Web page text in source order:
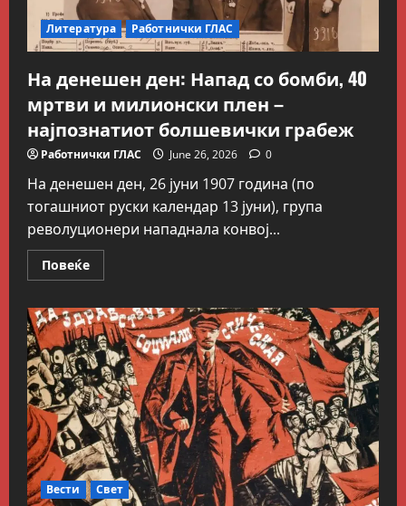
Литература Работнички ГЛАС
На денешен ден: Напад со бомби, 40
мртви и милионски плен –
најпознатиот болшевички грабеж
Работнички ГЛАС June 26, 2026 0
На денешен ден, 26 јуни 1907 година (по
тогашниот руски календар 13 јуни), група
револуционери нападнала конвој...
ПовеќеRead
more
денешен
ден:
Напад
со
бомби,
40
мртви
и
милионски
плен
–
најпознатиот
болшевички
грабеж
Вести Свет